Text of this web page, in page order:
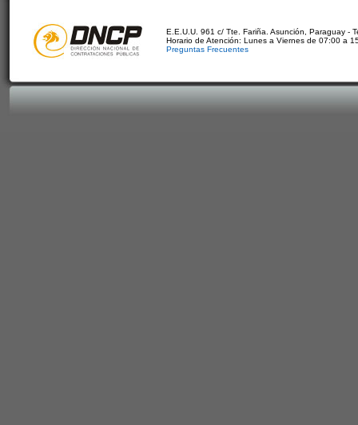
E.E.U.U. 961 c/ Tte. Fariña. Asunción, Paraguay -
Horario de Atención: Lunes a Viernes de 07:00 a
Preguntas Frecuentes